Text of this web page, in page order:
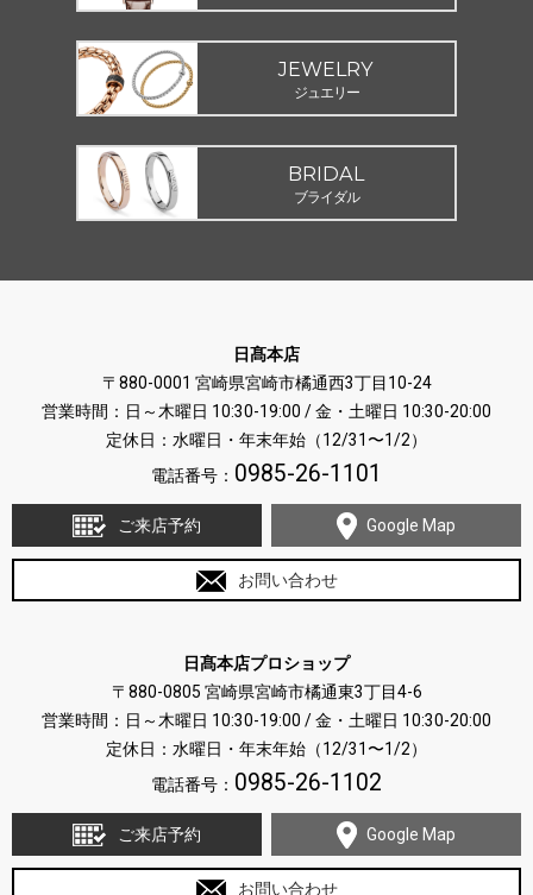
JEWELRY
ジュエリー
BRIDAL
ブライダル
日髙本店
〒880-0001 宮崎県宮崎市橘通西3丁目10-24
営業時間：日～木曜日 10:30-19:00 / 金・土曜日 10:30-20:00
定休日：水曜日・年末年始（12/31〜1/2）
電話番号： 0985-26-1101
ご来店予約 Google Map
お問い合わせ
日髙本店プロショップ
〒880-0805 宮崎県宮崎市橘通東3丁目4-6
営業時間：日～木曜日 10:30-19:00 / 金・土曜日 10:30-20:00
定休日：水曜日・年末年始（12/31〜1/2）
電話番号： 0985-26-1102
ご来店予約 Google Map
お問い合わせ